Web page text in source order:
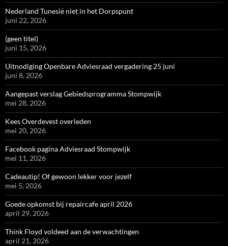
Nederland Tunesië niet in het Dorpspunt
juni 22, 2026
(geen titel)
juni 15, 2026
Uitnodiging Openbare Adviesraad vergadering 25 juni
juni 8, 2026
Aangepast verslag Gebiedsprogramma Stompwijk
mei 28, 2026
Kees Overdevest overleden
mei 20, 2026
Facebook pagina Adviesraad Stompwijk
mei 11, 2026
Cadeautip! Of gewoon lekker voor jezelf
mei 5, 2026
Goede opkomst bij repaircafe april 2026
april 29, 2026
Think Floyd voldeed aan de verwachtingen
april 21, 2026